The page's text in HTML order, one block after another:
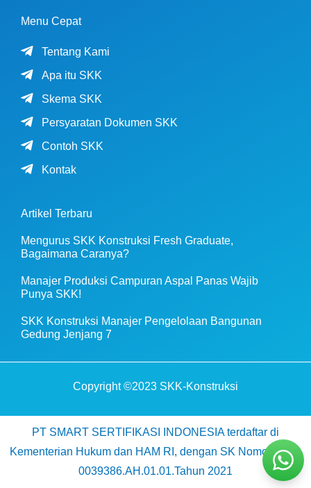
Menu Cepat
Tentang Kami
Apa itu SKK
Skema SKK
Persyaratan Dokumen SKK
Contoh SKK
Kontak
Artikel Terbaru
Mengurus SKK Konstruksi Fresh Graduate,
Bagaimana Caranya?
Manajer Produksi Campuran Aspal Panas Wajib
Punya SKK!
SKK Konstruksi Manajer Pengelolaan Bangunan
Gedung Jenjang 7
Copyright ©2023 SKK-Konstruksi
PT SMART SERTIFIKASI INDONESIA terdaftar di
Kementerian Hukum dan HAM RI, dengan SK Nomor AHU-
0039386.AH.01.01.Tahun 2021